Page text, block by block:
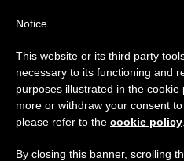
DAY
Notice
This website or its third party
necessary to its functioning and
purposes illustrated in the cookie
more or withdraw your consent
please refer to the cookie policy
By closing this banner, scrolling